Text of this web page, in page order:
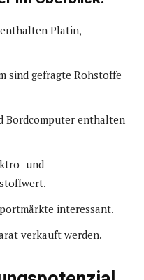
Platin,
sind gefragte Rohstoffe
Bordcomputer enthalten
und
interessant.
verkauft werden.